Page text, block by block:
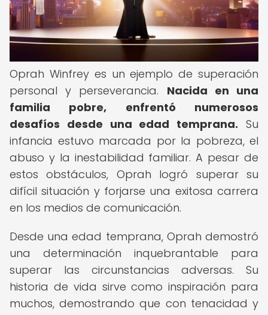
Oprah Winfrey es un ejemplo de superación
personal y perseverancia. Nacida en una
familia pobre, enfrentó numerosos
desafíos desde una edad temprana. Su
infancia estuvo marcada por la pobreza, el
abuso y la inestabilidad familiar. A pesar de
estos obstáculos, Oprah logró superar su
difícil situación y forjarse una exitosa carrera
en los medios de comunicación.
Desde una edad temprana, Oprah demostró
una determinación inquebrantable para
superar las circunstancias adversas. Su
historia de vida sirve como inspiración para
muchos, demostrando que con tenacidad y